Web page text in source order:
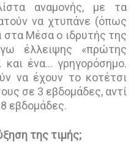
αναμονής, με τα
να χτυπάνε (όπως
Μέσα ο ιδρυτής της
έλλειψης «πρώτης
ένα... γρηγορόσημο.
να έχουν το κοτέτσι
σε 3 εβδομάδες, αντί
εβδομάδες.
της τιμής;